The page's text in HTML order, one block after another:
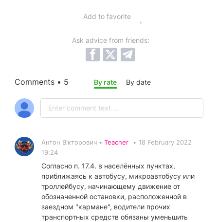
Add to favorite
Ask advice from friends:
Comments • 5 By rate By date
Антон Вікторович • Teacher • 18 February 2022
19:24
Согласно п. 17.4. в населённых пунктах,
приближаясь к автобусу, микроавтобусу или
троллейбусу, начинающему движение от
обозначенной остановки, расположенной в
заездном "кармане", водители прочих
транспортных средств обязаны уменьшить